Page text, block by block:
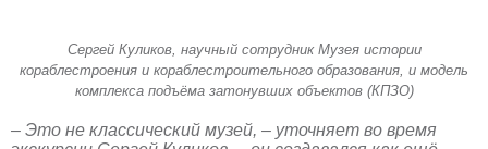
Сергей Куликов, научный сотрудник Музея истории
кораблестроения и кораблестроительного образования, и модель
комплекса подъёма затонувших объектов (КПЗО)
– Это не классический музей, – уточняет во время